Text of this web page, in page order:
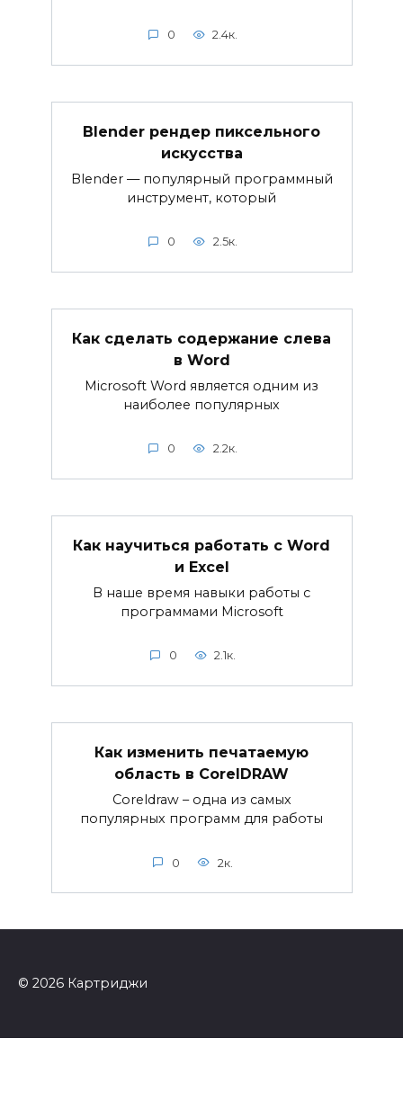
0 2.4к.
Blender рендер пиксельного
искусства
Blender — популярный программный
инструмент, который
0 2.5к.
Как сделать содержание слева
в Word
Microsoft Word является одним из
наиболее популярных
0 2.2к.
Как научиться работать с Word
и Excel
В наше время навыки работы с
программами Microsoft
0 2.1к.
Как изменить печатаемую
область в CorelDRAW
Coreldraw – одна из самых
популярных программ для работы
0 2к.
© 2026 Картриджи